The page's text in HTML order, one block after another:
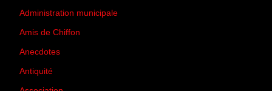
Administration municipale
Amis de Chiffon
Anecdotes
Antiquité